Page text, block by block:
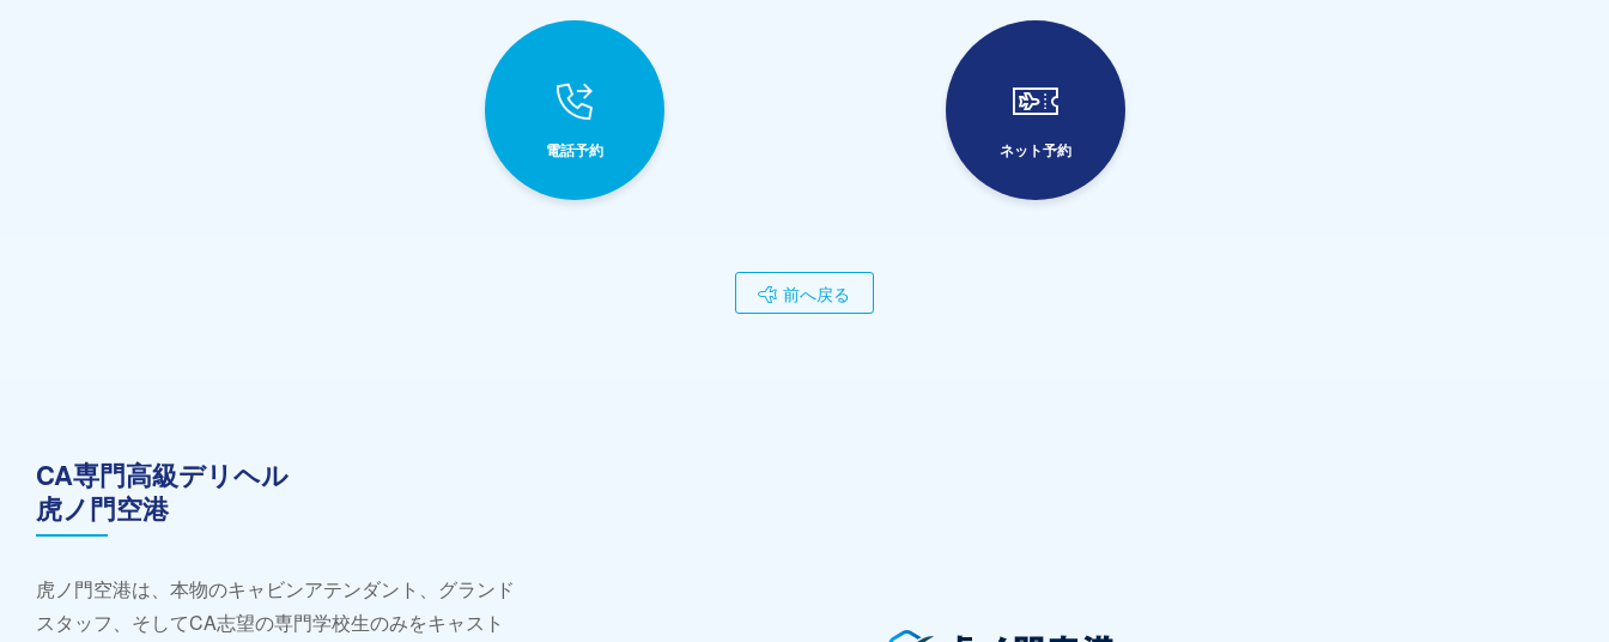
電話予約 ネット予約
前へ戻る
CA専門高級デリヘル
虎ノ門空港
虎ノ門空港は、本物のキャビンアテンダント、グランド
スタッフ、そしてCA志望の専門学校生のみをキャスト